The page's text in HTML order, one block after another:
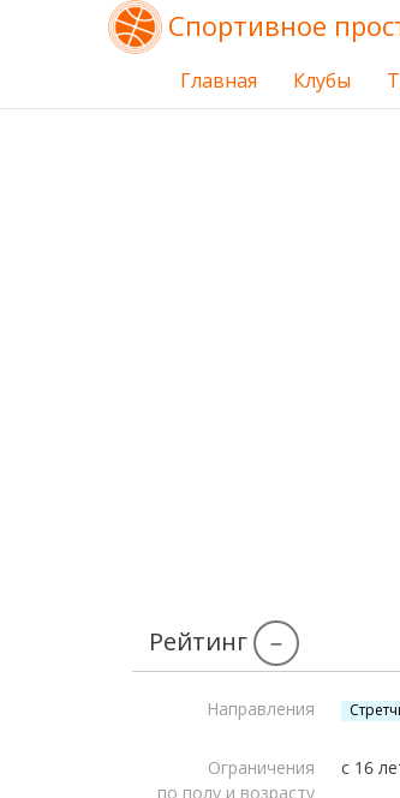
Спортивное
Главная Клубы
Рейтинг –
Направления
Ограничения
по полу и возрасту
с 16